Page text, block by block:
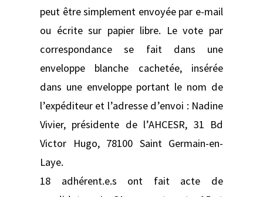
peut être simplement envoyée par e-mail
ou écrite sur papier libre. Le vote par
correspondance se fait dans une
enveloppe blanche cachetée, insérée
dans une enveloppe portant le nom de
l’expéditeur et l’adresse d’envoi : Nadine
Vivier, présidente de l’AHCESR, 31 Bd
Victor Hugo, 78100 Saint Germain-en-
Laye.
18 adhérent.e.s ont fait acte de